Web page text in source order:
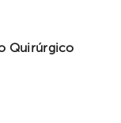
Quirúrgico